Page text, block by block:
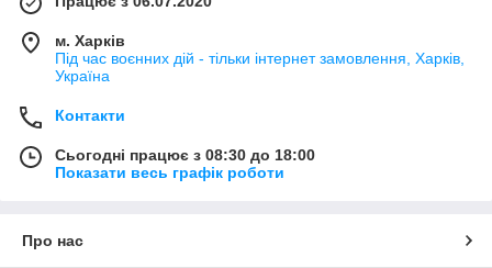
м. Харків
Під час воєнних дій - тільки інтернет замовлення, Харків,
Україна
Контакти
Сьогодні працює з 08:30 до 18:00
Показати весь графік роботи
Про нас